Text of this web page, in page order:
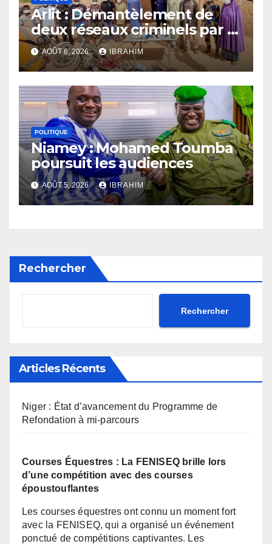
Arlit : Démantèlement de
deux réseaux criminels par la
police d’Akokan
AOÛT 6, 2026 IBRAHIM
POLITIQUE
Niamey : Mohamed Toumba
poursuit les audiences
AOÛT 5, 2026 IBRAHIM
Rechercher
Rechercher
Articles Récents
Niger : État d’avancement du Programme de
Refondation à mi-parcours
Courses Équestres : La FENISEQ brille lors
d’une compétition avec des courses
époustouflantes
Les courses équestres ont connu un moment fort
avec la FENISEQ, qui a organisé un événement
ponctué de compétitions captivantes. Les